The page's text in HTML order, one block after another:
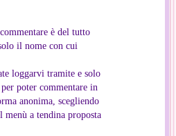
è del tutto
il nome con cui
loggarvi tramite e solo
poter commentare in
anonima, scegliendo
menù a tendina proposta